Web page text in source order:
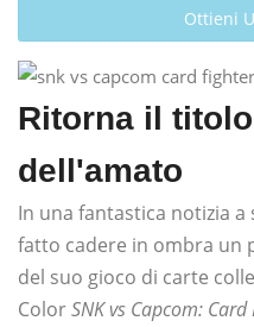
Ottieni
Ritorna il
dell'amato
In una fantastica notizia a
fatto cadere in ombra un
del suo gioco di carte
ColorSNK vs Capcom: